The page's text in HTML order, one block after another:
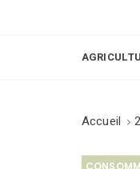
Accueil